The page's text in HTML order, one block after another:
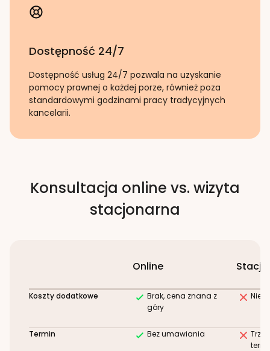
Dostępność 24/7
Dostępność usług 24/7 pozwala na uzyskanie
pomocy prawnej o każdej porze, również poza
standardowymi godzinami pracy tradycyjnych
kancelarii.
Konsultacja online vs. wizyta
stacjonarna
Online
Koszty dodatkowe
Brak, cena znana z
góry
Termin Bez umawiania